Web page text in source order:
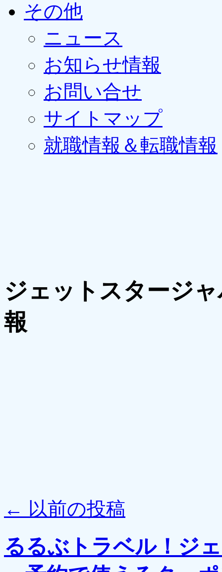
その他
ニュース
お知らせ情報
お問い合せ
サイトマップ
就職情報＆転職情報
ジェットスタージ
報
← 以前の投稿
るるぶトラベル！ジ